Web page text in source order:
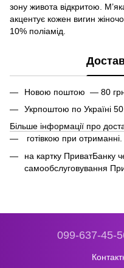
зону живота відкритою.
акцентує кожен вигин
10% поліамід.
Новою поштою — 80
Укрпоштою по Україні 50
Більше інформації про
готівкою при отриманні.
на картку ПриватБанку
самообслуговування
099-637-45-